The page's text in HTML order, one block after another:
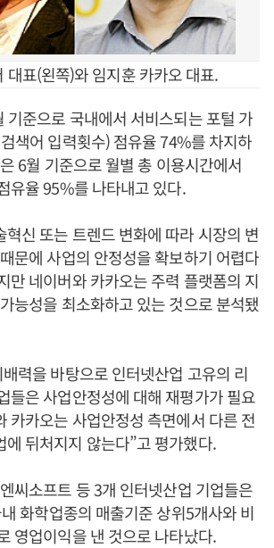
표(왼쪽)와 임지훈 카카오 대표.
기준으로 국내에서 서비스되는 포털 가
색어 입력횟수) 점유율 74%를 차지하
6월 기준으로 월별 총 이용시간에서
유율 95%를 나타내고 있다.
혁신 또는 트렌드 변화에 따라 시장의 변
문에 사업의 안정성을 확보하기 어렵다
만 네이버와 카카오는 주력 플랫폼의 지
능성을 최소화하고 있는 것으로 분석됐
력을 바탕으로 인터넷산업 고유의 리
들은 사업안정성에 대해 재평가가 필요
카카오는 사업안정성 측면에서 다른 전
에 뒤처지지 않는다”고 평가했다.
씨소프트 등 3개 인터넷산업 기업들은
화학업종의 매출기준 상위5개사와 비
영업이익을 낸 것으로 나타났다.